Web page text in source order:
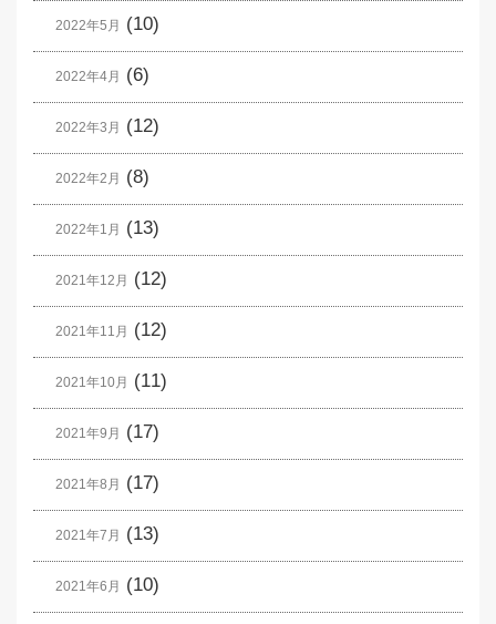
2022年5月 (10)
2022年4月 (6)
2022年3月 (12)
2022年2月 (8)
2022年1月 (13)
2021年12月 (12)
2021年11月 (12)
2021年10月 (11)
2021年9月 (17)
2021年8月 (17)
2021年7月 (13)
2021年6月 (10)